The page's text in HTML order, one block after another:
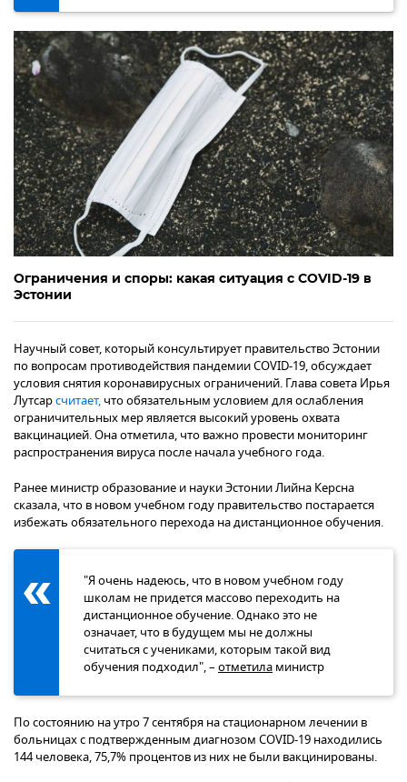
Ограничения и споры: какая ситуация с COVID-19 в
Эстонии
Научный совет, который консультирует правительство Эстонии
по вопросам противодействия пандемии COVID-19, обсуждает
условия снятия коронавирусных ограничений. Глава совета Ирья
Лутсарсчитает, что обязательным условием для ослабления
ограничительных мер является высокий уровень охвата
вакцинацией. Она отметила, что важно провести мониторинг
распространения вируса после начала учебного года.
Ранее министр образование и науки Эстонии Лийна Керсна
сказала, что в новом учебном году правительство постарается
избежать обязательного перехода на дистанционное обучения.
"Я очень надеюсь, что в новом учебном году
школам не придется массово переходить на
дистанционное обучение. Однако это не
означает, что в будущем мы не должны
считаться с учениками, которым такой вид
обучения подходил", – отметила министр
По состоянию на утро 7 сентября на стационарном лечении в
больницах с подтвержденным диагнозом COVID-19 находились
144 человека, 75,7% процентов из них не были вакцинированы.